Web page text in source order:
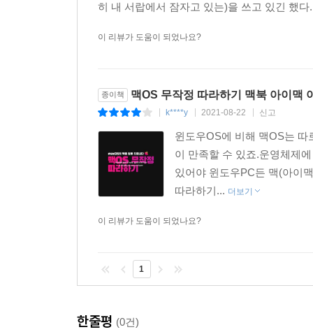
히 내 서랍에서 잠자고 있는)을 쓰고 있긴 했
이 리뷰가 도움이 되었나요?
종이책 맥OS 무작정 따라하기 맥북 아이맥
k****y 2021-08-22 신고
윈도우OS에 비해 맥OS는
이 만족할 수 있죠.운영체제
있어야 윈도우PC든 맥(아이
따라하기... 더보기
이 리뷰가 도움이 되었나요?
1
한줄평 (0건)